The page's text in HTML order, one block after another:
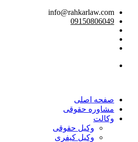
info@rahkarlaw.com
09150806049
صفحه اصلی
مشاوره حقوقی
وکالت
وکیل حقوقی
وکیل کیفری